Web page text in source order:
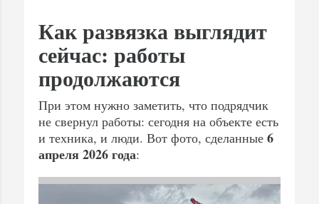
Как развязка выглядит
сейчас: работы
продолжаются
При этом нужно заметить, что подрядчик
не свернул работы: сегодня на объекте есть
и техника, и люди. Вот фото, сделанные 6
апреля 2026 года: